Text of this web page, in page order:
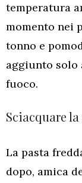
temperatura
momento nei
tonno e
aggiunto solo
fuoco.
Sciacquare
La pasta
dopo, amica